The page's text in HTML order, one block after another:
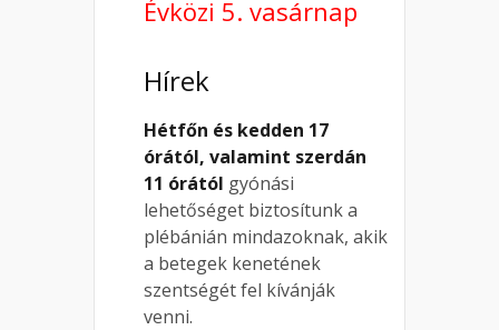
Évközi 5. vasárnap
Hírek
Hétfőn és kedden 17
órától, valamint szerdán
11 órától gyónási
lehetőséget biztosítunk a
plébánián mindazoknak, akik
a betegek kenetének
szentségét fel kívánják
venni.